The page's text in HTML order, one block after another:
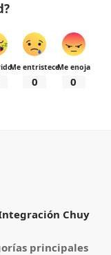
Me entristece
0
Me enoja
0
Chuy
principales